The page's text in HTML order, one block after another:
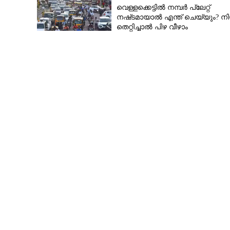
വെള്ളക്കെട്ടിൽ നമ്പർ പ്ലേറ്റ്
നഷ്‌ടമായാൽ എന്ത് ചെയ്യും?
തെറ്റിച്ചാൽ പിഴ വീഴാം